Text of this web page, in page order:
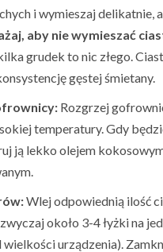
i wymieszaj delikatnie,
aby nie wymieszać
grudek to nic złego.
gęstej śmietany.
Rozgrzej
temperatury. Gdy
ją lekko olejem
Wlej odpowiednią ilość
około 3-4 łyżki na
wielkości urządzenia).